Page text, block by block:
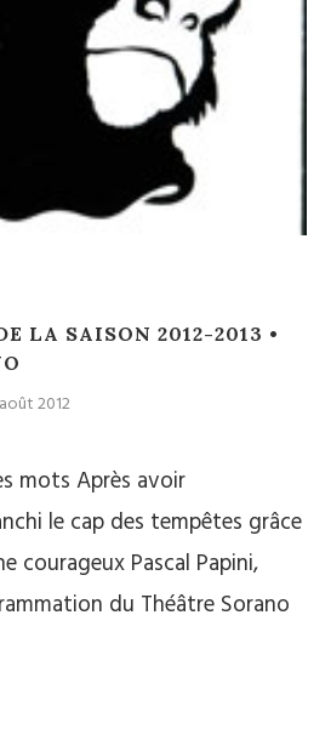
LA SAISON 2012-2013 •
2012
mots Après avoir
le cap des tempêtes grâce
courageux Pascal Papini,
du Théâtre Sorano